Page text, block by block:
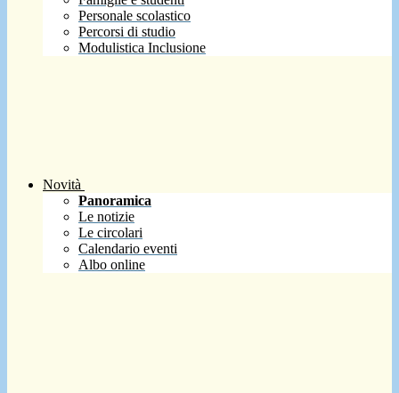
Personale scolastico
Percorsi di studio
Modulistica Inclusione
Novità
Panoramica
Le notizie
Le circolari
Calendario eventi
Albo online